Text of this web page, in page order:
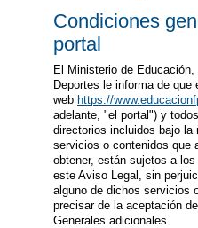
Condiciones
portal
El Ministerio de
Deportes le informa de
web https://
adelante, "el portal") y
directorios incluidos bajo
servicios o contenidos que
obtener, están sujetos a
este Aviso Legal, sin
alguno de dichos servicios
precisar de la aceptación
Generales adicionales.